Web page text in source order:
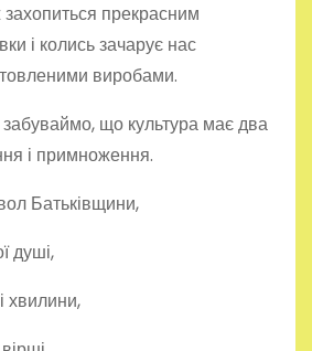
прекрасним
і колись зачарує нас
виробами.
що культура має два
і примноження.
Батьківщини,
душі,
хвилини,